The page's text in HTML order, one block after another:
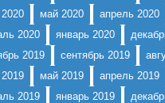
май 2020
апрель 2020
2020 январь 2020
2019 сентябрь 2019
май 2019
апрель 2019
2019 январь 2019